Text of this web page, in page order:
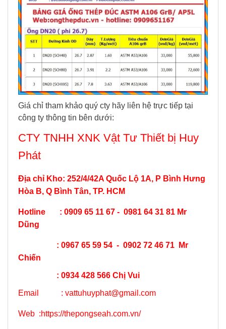
Giá chỉ tham khảo quý cty hãy liên hệ trực tiếp tại
công ty thông tin bên dưới:
CTY TNHH XNK Vật Tư Thiết bị Huy
Phát
Địa chỉ Kho: 252/4/42A Quốc Lộ 1A, P Bình Hưng
Hòa B, Q Bình Tân, TP. HCM
Hotline : 0909 65 11 67 - 0981 64 31 81 Mr
Dũng
: 0967 65 59 54 - 0902 72 46 71 Mr
Chiến
: 0934 428 566 Chị Vui
Email : vattuhuyphat@gmail.com
Web :https://thepongseah.com.vn/